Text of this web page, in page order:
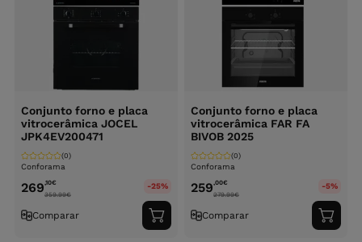
Conjunto forno e placa
vitrocerâmica JOCEL
JPK4EV200471
Conforama
(0)
269,10€
359.99€
-25%
Comparar
Adicionar
ao
Conjunto forno e placa
vitrocerâmica FAR FA
BIVOB 2025
Conforama
(0)
259,00€
279.99€
-5%
Comparar
ao